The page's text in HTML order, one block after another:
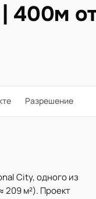
400м
Разрешение
City, одного из
209 м²). Проект